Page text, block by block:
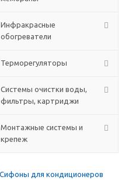
Инфракрасные
обогреватели
Терморегуляторы
Системы очистки воды,
фильтры, картриджи
Монтажные системы и
крепеж